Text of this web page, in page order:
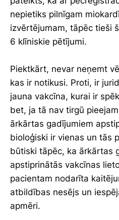
nepietiks pilnīgam
izvērtējumam, tāpēc tieši
6 klīniskie pētījumi.
Piektkārt, nevar neņemt
kas ir notikusi. Proti, ir
jauna vakcīna, kurai ir
bet, ja tā nav tirgū
ārkārtas gadījumiem
bioloģiski ir vienas un tās
būtiski tāpēc, ka ārkārtas
apstiprinātās vakcīnas
pacientam nodarīta
atbildības nesējs un
apmēri.